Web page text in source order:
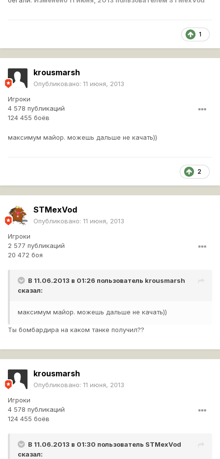
1
krousmarsh
Опубликовано: 11 июня, 2013
Игроки
4 578 публикаций
124 455 боёв
максимум майор. можешь дальше не качать))
2
STMexVod
Опубликовано: 11 июня, 2013
Игроки
2 577 публикаций
20 472 боя
В 11.06.2013 в 01:26 пользователь krousmarsh
сказал:
максимум майор. можешь дальше не качать))
Ты бомбардира на каком танке получил??
krousmarsh
Опубликовано: 11 июня, 2013
Игроки
4 578 публикаций
124 455 боёв
В 11.06.2013 в 01:30 пользователь STMexVod
сказал: